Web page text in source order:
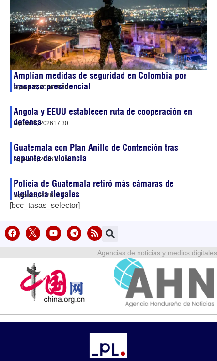
Amplían medidas de seguridad en Colombia por
traspaso presidencial
agosto 6, 202617:58
Angola y EEUU establecen ruta de cooperación en
defensa
agosto 6, 202617:30
Guatemala con Plan Anillo de Contención tras
repunte de violencia
agosto 6, 202613:35
Policía de Guatemala retiró más cámaras de
vigilancia ilegales
agosto 5, 202614:23
[bcc_tasas_selector]
Agencias de noticias y medios digitales